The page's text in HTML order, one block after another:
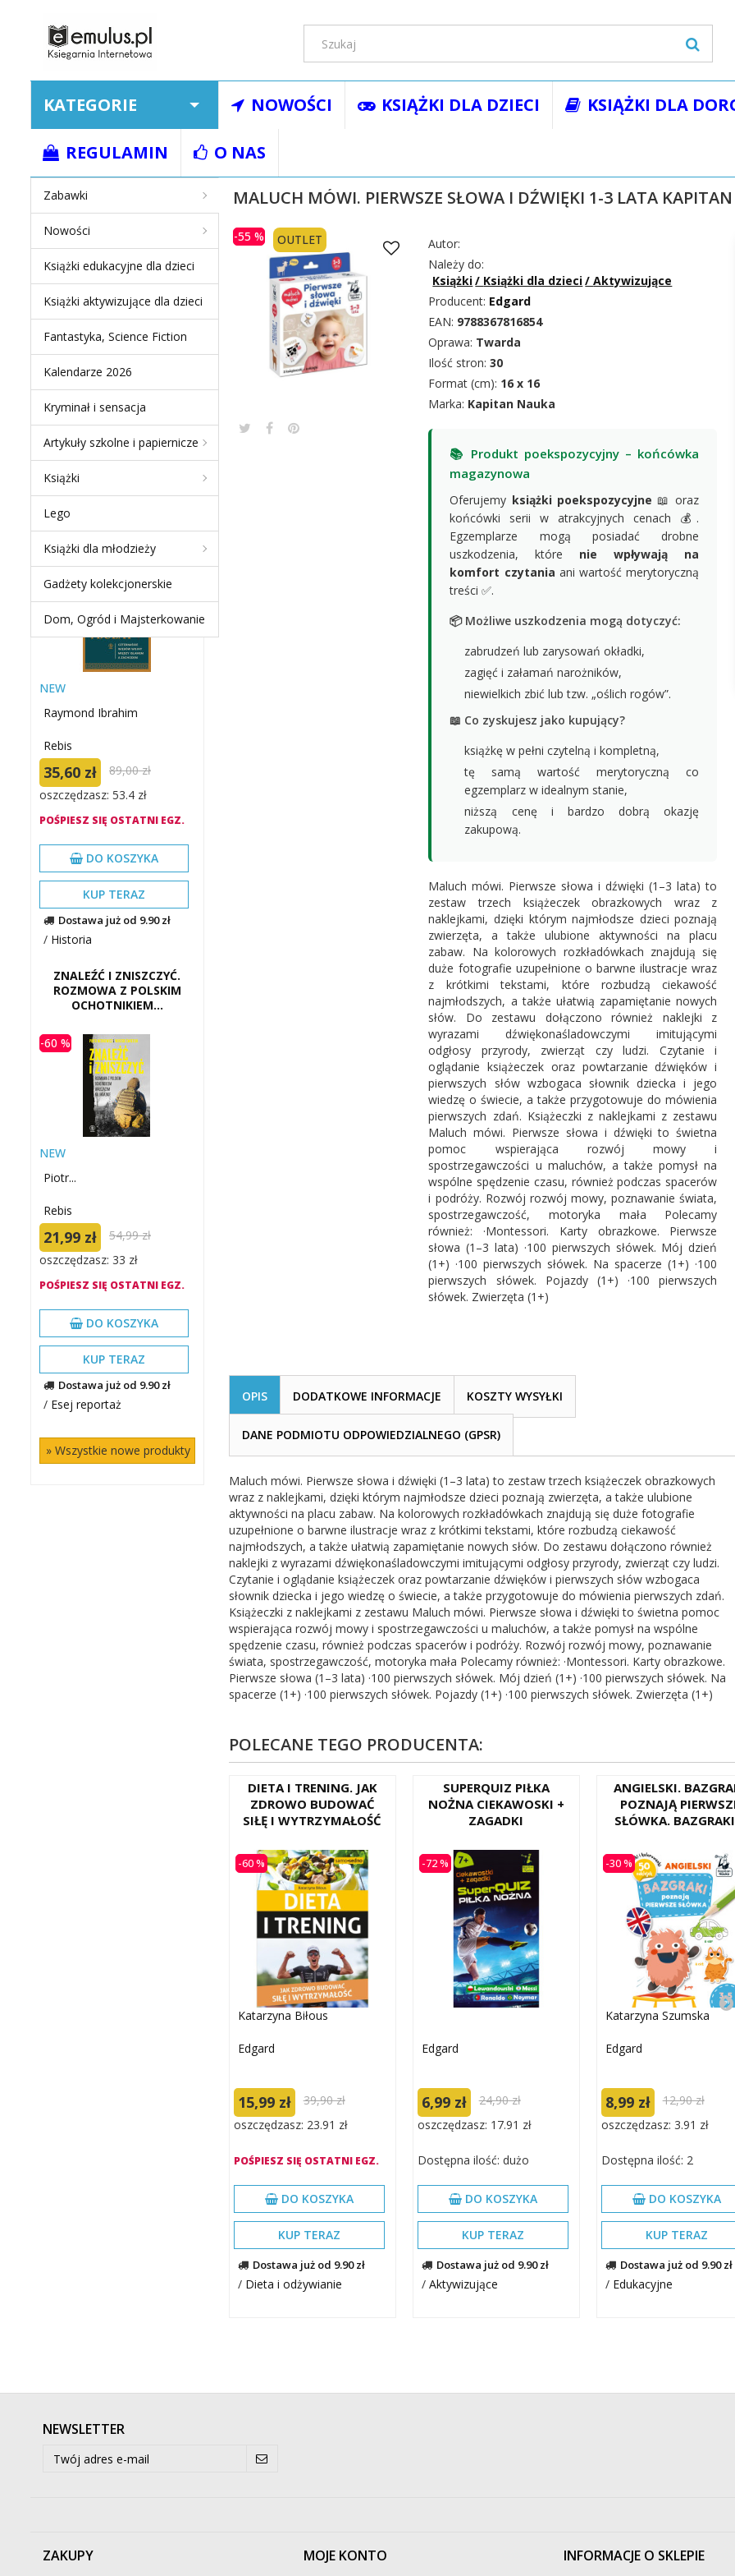
KATEGORIE
Zabawki
Nowości
Książki edukacyjne dla dzieci
Książki aktywizujące dla dzieci
Fantastyka, Science Fiction
Kalendarze 2026
Kryminał i sensacja
Artykuły szkolne i papiernicze
Książki
Lego
Książki dla młodzieży
Gadżety kolekcjonerskie
Dom, Ogród i Majsterkowanie
NOWOŚCI KSIĄŻKI DLA DZIECI KSIĄŻKI DLA
REGULAMIN O NASStrona główna
NEW PRODUCTS
CZTERNAŚCIE WIEKÓW
WOJNY MIĘDZY ISLAMEM
A...
-60 %
NEW
Raymond Ibrahim
Rebis
35,60 zł
89,00 zł
oszczędzasz: 53.4 zł
POŚPIESZ SIĘ OSTATNI EGZ.
DO KOSZYKA
KUP TERAZ
Dostawa już od 9.90 zł
/ Historia
ZNALEŹĆ I ZNISZCZYĆ.
ROZMOWA Z POLSKIM
OCHOTNIKIEM...
-60 %
NEW
Piotr...
Rebis
21,99 zł
54,99 zł
oszczędzasz: 33 zł
POŚPIESZ SIĘ OSTATNI EGZ.
DO KOSZYKA
KUP TERAZ
Dostawa już od 9.90 zł
/ Esej reportaż
» Wszystkie nowe produkty
MALUCH MÓWI. PIERWSZE SŁOWA I DŹWIĘKI 1-3 LATA
-55 % OUTLET
Autor:
Należy do:
Książki/ Książki dla dzieci/Aktywizujące
Producent: Edgard
EAN: 9788367816854
Oprawa: Twarda
Ilość stron: 30
Format (cm): 16 x 16
Marka: Kapitan Nauka
📚 Produkt poekspozycyjny – końcówka
magazynowa
Oferujemy książki poekspozycyjne 📖 oraz
końcówki serii w atrakcyjnych cenach 💰.
Egzemplarze mogą posiadać drobne
uszkodzenia, które nie wpływają na
komfort czytania ani wartość merytoryczną
treści ✅.
📦 Możliwe uszkodzenia mogą dotyczyć:
zabrudzeń lub zarysowań okładki,
zagięć i załamań narożników,
niewielkich zbić lub tzw. „oślich rogów”.
📖 Co zyskujesz jako kupujący?
książkę w pełni czytelną i kompletną,
tę samą wartość merytoryczną co
egzemplarz w idealnym stanie,
niższą cenę i bardzo dobrą okazję
zakupową.
Maluch mówi. Pierwsze słowa i dźwięki (1–3 lata) to
zestaw trzech książeczek obrazkowych wraz z
naklejkami, dzięki którym najmłodsze dzieci poznają
zwierzęta, a także ulubione aktywności na placu
zabaw. Na kolorowych rozkładówkach znajdują się
duże fotografie uzupełnione o barwne ilustracje wraz
z krótkimi tekstami, które rozbudzą ciekawość
najmłodszych, a także ułatwią zapamiętanie nowych
słów. Do zestawu dołączono również naklejki z
wyrazami dźwiękonaśladowczymi imitującymi
odgłosy przyrody, zwierząt czy ludzi. Czytanie i
oglądanie książeczek oraz powtarzanie dźwięków i
pierwszych słów wzbogaca słownik dziecka i jego
wiedzę o świecie, a także przygotowuje do mówienia
pierwszych zdań. Książeczki z naklejkami z zestawu
Maluch mówi. Pierwsze słowa i dźwięki to świetna
pomoc wspierająca rozwój mowy i
spostrzegawczości u maluchów, a także pomysł na
wspólne spędzenie czasu, również podczas spacerów
i podróży. Rozwój rozwój mowy, poznawanie świata,
spostrzegawczość, motoryka mała Polecamy
również: ·Montessori. Karty obrazkowe. Pierwsze
słowa (1–3 lata) ·100 pierwszych słówek. Mój dzień
(1+) ·100 pierwszych słówek. Na spacerze (1+) ·100
pierwszych słówek. Pojazdy (1+) ·100 pierwszych
słówek. Zwierzęta (1+)
OPIS DODATKOWE INFORMACJE KOSZTY WYSYŁKI
DANE PODMIOTU ODPOWIEDZIALNEGO (GPSR)
Maluch mówi. Pierwsze słowa i dźwięki (1–3 lata) to zestaw trzech książeczek obrazkowych
wraz z naklejkami, dzięki którym najmłodsze dzieci poznają zwierzęta, a także ulubione
aktywności na placu zabaw. Na kolorowych rozkładówkach znajdują się duże fotografie
uzupełnione o barwne ilustracje wraz z krótkimi tekstami, które rozbudzą ciekawość
najmłodszych, a także ułatwią zapamiętanie nowych słów. Do zestawu dołączono również
naklejki z wyrazami dźwiękonaśladowczymi imitującymi odgłosy przyrody, zwierząt czy ludzi.
Czytanie i oglądanie książeczek oraz powtarzanie dźwięków i pierwszych słów wzbogaca
słownik dziecka i jego wiedzę o świecie, a także przygotowuje do mówienia pierwszych zdań.
Książeczki z naklejkami z zestawu Maluch mówi. Pierwsze słowa i dźwięki to świetna pomoc
wspierająca rozwój mowy i spostrzegawczości u maluchów, a także pomysł na wspólne
spędzenie czasu, również podczas spacerów i podróży. Rozwój rozwój mowy, poznawanie
świata, spostrzegawczość, motoryka mała Polecamy również: ·Montessori. Karty obrazkowe.
Pierwsze słowa (1–3 lata) ·100 pierwszych słówek. Mój dzień (1+) ·100 pierwszych słówek. Na
spacerze (1+) ·100 pierwszych słówek. Pojazdy (1+) ·100 pierwszych słówek. Zwierzęta (1+)
POLECANE TEGO PRODUCENTA:
DIETA I TRENING. JAK
ZDROWO BUDOWAĆ
SIŁĘ I WYTRZYMAŁOŚĆ
-60 %
Katarzyna Biłous
Edgard
15,99 zł
39,90 zł
oszczędzasz: 23.91 zł
POŚPIESZ SIĘ OSTATNI EGZ.
DO KOSZYKA
KUP TERAZ
Dostawa już od 9.90 zł
/ Dieta i odżywianie
SUPERQUIZ PIŁKA
NOŻNA CIEKAWOSKI +
ZAGADKI
-72 %
Edgard
6,99 zł
24,90 zł
oszczędzasz: 17.91 zł
Dostępna ilość: dużo
DO KOSZYKA
KUP TERAZ
Dostawa już od 9.90 zł
/ Aktywizujące
ANGIELSKI.
POZNAJĄ
SŁÓWKA.
-30 %
Katarzyna Szumska
Edgard
8,99 zł
12,90 zł
oszczędzasz: 3.91 zł
Dostępna ilość: 2
DO KOSZYKA
KUP TERAZ
Dostawa już od 9.90 zł
/ Edukacyjne
NEWSLETTER
ZAKUPY MOJE KONTO INFORMACJE O SKLEPIE